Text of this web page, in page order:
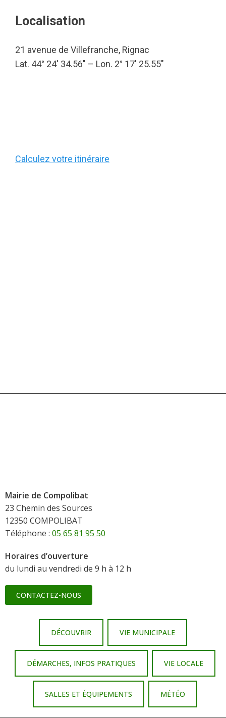
Localisation
21 avenue de Villefranche, Rignac
Lat. 44° 24′ 34.56″ – Lon. 2° 17′ 25.55″
Calculez votre itinéraire
Mairie de Compolibat
23 Chemin des Sources
12350 COMPOLIBAT
Téléphone : 05 65 81 95 50
Horaires d’ouverture
du lundi au vendredi de 9 h à 12 h
CONTACTEZ-NOUS
DÉCOUVRIR VIE MUNICIPALE
DÉMARCHES, INFOS PRATIQUES VIE LOCALE
SALLES ET ÉQUIPEMENTS MÉTÉO